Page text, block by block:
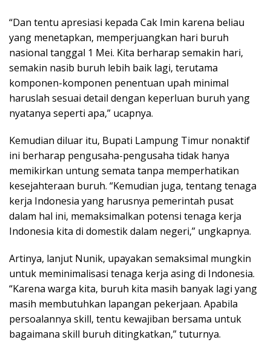
“Dan tentu apresiasi kepada Cak Imin karena beliau
yang menetapkan, memperjuangkan hari buruh
nasional tanggal 1 Mei. Kita berharap semakin hari,
semakin nasib buruh lebih baik lagi, terutama
komponen-komponen penentuan upah minimal
haruslah sesuai detail dengan keperluan buruh yang
nyatanya seperti apa,” ucapnya.
Kemudian diluar itu, Bupati Lampung Timur nonaktif
ini berharap pengusaha-pengusaha tidak hanya
memikirkan untung semata tanpa memperhatikan
kesejahteraan buruh. “Kemudian juga, tentang tenaga
kerja Indonesia yang harusnya pemerintah pusat
dalam hal ini, memaksimalkan potensi tenaga kerja
Indonesia kita di domestik dalam negeri,” ungkapnya.
Artinya, lanjut Nunik, upayakan semaksimal mungkin
untuk meminimalisasi tenaga kerja asing di Indonesia.
“Karena warga kita, buruh kita masih banyak lagi yang
masih membutuhkan lapangan pekerjaan. Apabila
persoalannya skill, tentu kewajiban bersama untuk
bagaimana skill buruh ditingkatkan,” tuturnya.